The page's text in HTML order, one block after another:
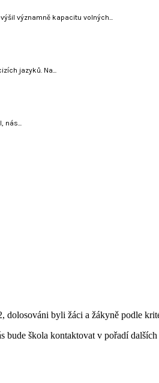
významně kapacitu volných...
jazyků. Na...
nás...
dolosováni byli žáci a žákyně podle
škola kontaktovat v pořadí